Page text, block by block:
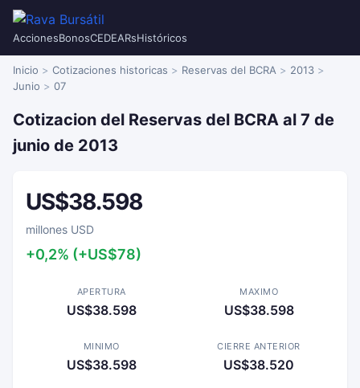
AccionesBonosCEDEARsHistóricos
Inicio Cotizaciones historicas Reservas del BCRA
2013
Junio
07
Cotizacion del Reservas del BCRA al 7 de
junio de 2013
US$38.598
millones USD
+0,2% (+US$78)
APERTURA
US$38.598
MAXIMO
US$38.598
MINIMO
US$38.598
CIERRE ANTERIOR
US$38.520